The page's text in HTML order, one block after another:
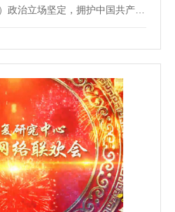
政治立场坚定，拥护中国共产党
想上政治上行动上同以习近平同